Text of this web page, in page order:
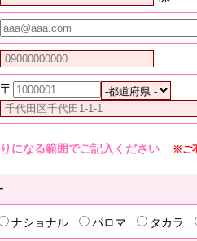
〒
になる範囲でご記入ください ※ご
ナショナル パロマ タカラ